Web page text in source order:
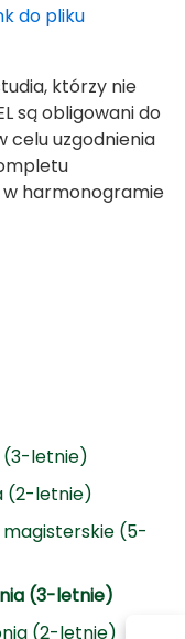
(3-letnie)
(2-letnie)
(5-
(3-letnie)
(2-letnie)
do pliku
którzy nie
są obligowani do
celu uzgodnienia
harmonogramie